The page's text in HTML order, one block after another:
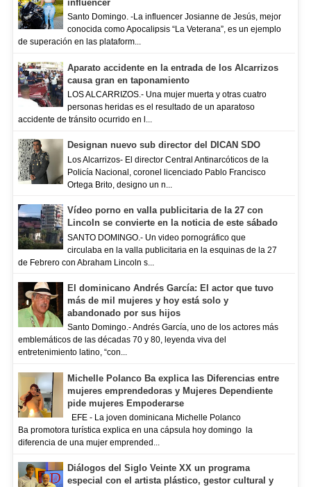
influencer
Santo Domingo. -La influencer Josianne de Jesús, mejor
conocida como Apocalipsis “La Veterana”, es un ejemplo
de superación en las plataform...
Aparato accidente en la entrada de los Alcarrizos
causa gran en taponamiento
LOS ALCARRIZOS.- Una mujer muerta y otras cuatro
personas heridas es el resultado de un aparatoso
accidente de tránsito ocurrido en l...
Designan nuevo sub director del DICAN SDO
Los Alcarrizos- El director Central Antinarcóticos de la
Policía Nacional, coronel licenciado Pablo Francisco
Ortega Brito, designo un n...
Vídeo porno en valla publicitaria de la 27 con
Lincoln se convierte en la noticia de este sábado
SANTO DOMINGO.- Un video pornográfico que
circulaba en la valla publicitaria en la esquinas de la 27
de Febrero con Abraham Lincoln s...
El dominicano Andrés García: El actor que tuvo
más de mil mujeres y hoy está solo y
abandonado por sus hijos
Santo Domingo.- Andrés García, uno de los actores más
emblemáticos de las décadas 70 y 80, leyenda viva del
entretenimiento latino, “con...
Michelle Polanco Ba explica las Diferencias entre
mujeres emprendedoras y Mujeres Dependiente
pide mujeres Empoderarse
EFE - La joven dominicana Michelle Polanco
Ba promotora turística explica en una cápsula hoy domingo la
diferencia de una mujer emprended...
Diálogos del Siglo Veinte XX un programa
especial con el artista plástico, gestor cultural y